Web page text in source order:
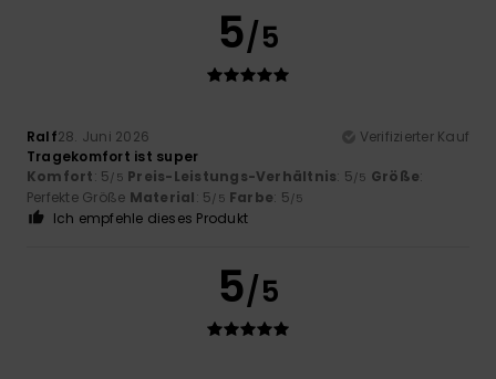
5/5
Ralf28. Juni 2026
Verifizierter Kauf
Tragekomfort ist super
Komfort: 5/5 Preis-Leistungs-Verhältnis: 5/5 Größe:
Perfekte Größe Material: 5/5 Farbe: 5/5
Ich empfehle dieses Produkt
5/5